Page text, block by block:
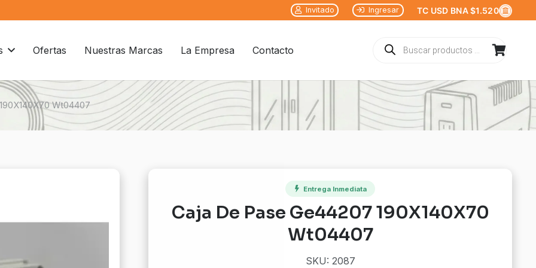
Invitado Ingresar TC USD BNA $1.520
Ofertas Nuestras Marcas La Empresa Contacto
Búsqueda
de
Wt04407
Entrega Inmediata
Caja De Pase Ge44207 190X140X70
Wt04407
SKU: 2087